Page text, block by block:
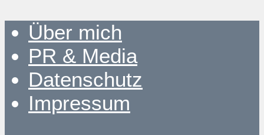
Über mich
PR & Media
Datenschutz
Impressum